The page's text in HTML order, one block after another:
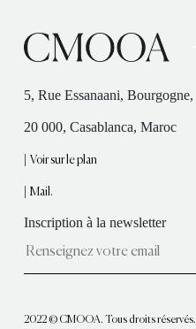
5, Rue Essanaani, Bourgogne,
20 000, Casablanca, Maroc
|Voir sur le plan
|Mail.
Inscription à la newsletter
2022 © CMOOA. Tous droits réservés.